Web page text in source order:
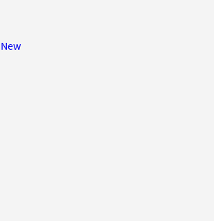
New